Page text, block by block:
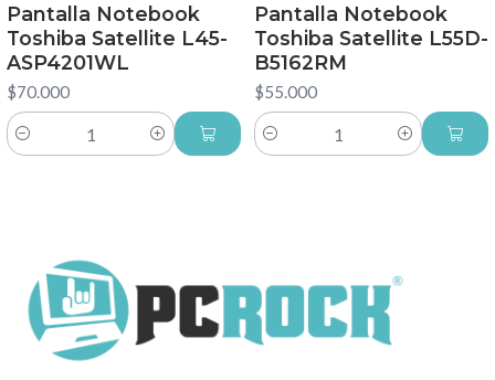
Pantalla Notebook
Toshiba Satellite L45-
ASP4201WL
$70.000
Cantidad
Pantalla Notebook
Toshiba Satellite L55D-
B5162RM
$55.000
Cantidad